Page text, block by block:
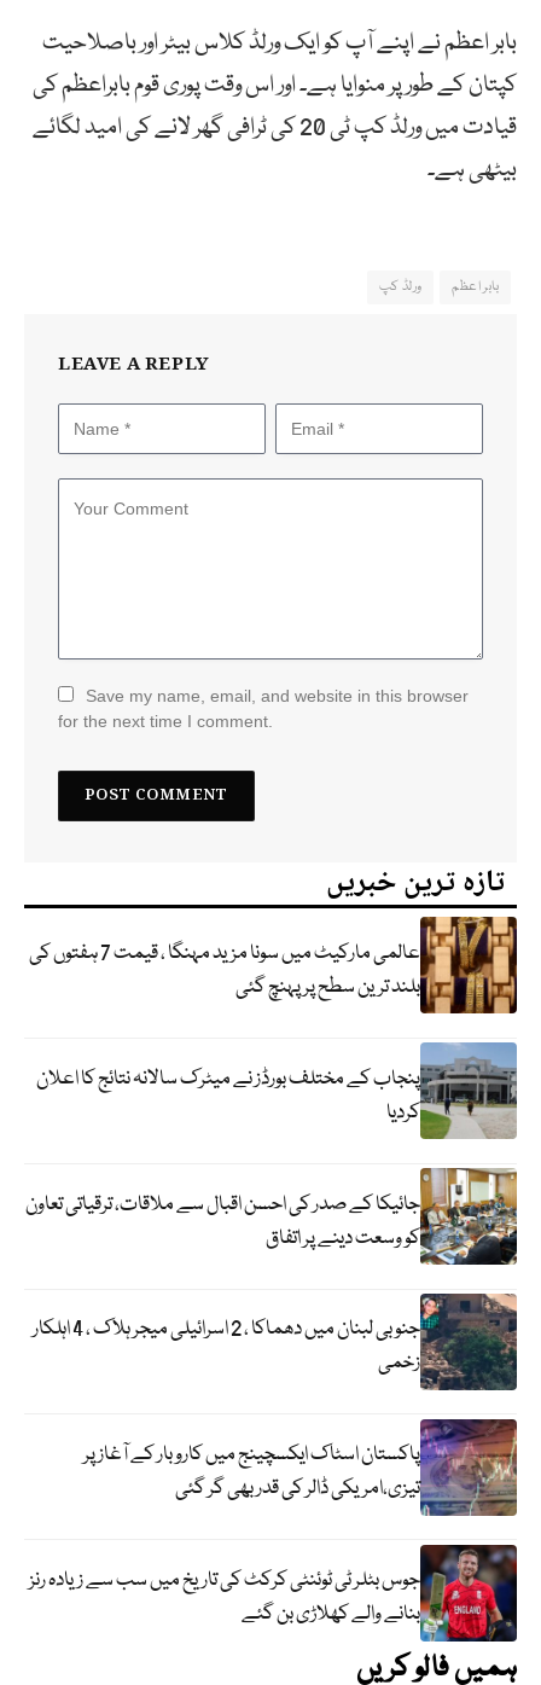
بابر اعظم نے اپنے آپ کو ایک ورلڈ کلاس بیٹر اور باصلاحیت
کپتان کے طور پر منوایا ہے۔ اور اس وقت پوری قوم بابراعظم کی
قیادت میں ورلڈ کپ ٹی 20 کی ٹرافی گھر لانے کی امید لگائے
بیٹھی ہے۔
بابر اعظم ورلڈ کپ
LEAVE A REPLY
Save my name, email, and website in this browser
for the next time I comment.
تازہ ترین خبریں
عالمی مارکیٹ میں سونا مزید مہنگا ، قیمت 7 ہفتوں کی
بلند ترین سطح پر پہنچ گئی
پنجاب کے مختلف بورڈز نے میٹرک سالانہ نتائج کا اعلان
کردیا
جائیکا کے صدر کی احسن اقبال سے ملاقات، ترقیاتی تعاون
کو وسعت دینے پر اتفاق
جنوبی لبنان میں دھماکا ، 2 اسرائیلی میجر ہلاک ، 4 اہلکار
زخمی
پاکستان اسٹاک ایکسچینج میں کاروبار کے آغاز پر
تیزی،امریکی ڈالر کی قدر بھی گر گئی
جوس بٹلر ٹی ٹوئنٹی کرکٹ کی تاریخ میں سب سے زیادہ رنز
بنانے والے کھلاڑی بن گئے
ہمیں فالو کریں